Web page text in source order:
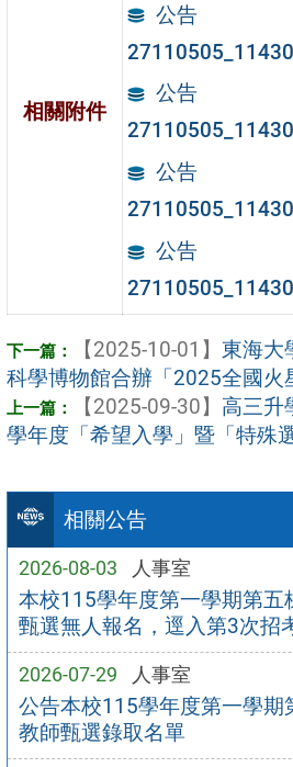
相關公告
2026-08-03 人事室
本校115學年度第一學期第五
甄選無人報名，逕入第3次招
2026-07-29 人事室
公告本校115學年度第一學期
教師甄選錄取名單
相關附件
公告
公告
公告
公告
【2025-10-01】 東海大
科學博物館合辦「2025全國火
【2025-09-30】 高三升
學年度「希望入學」暨「特殊